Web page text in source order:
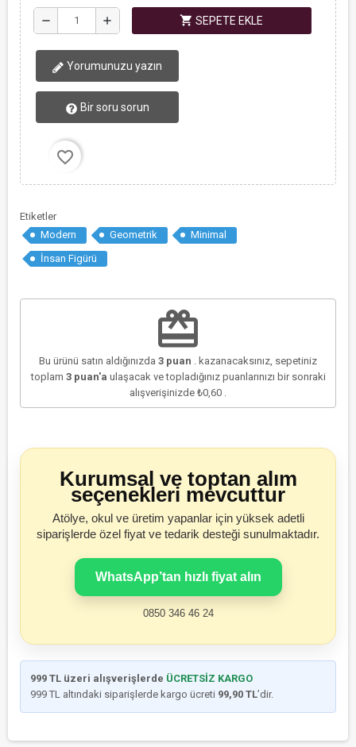
remove add shopping_cart SEPETE EKLE
Yorumunuzu yazın
Bir soru sorun
favorite_border
Etiketler
Modern
Geometrik
Minimal
İnsan Figürü
redeem
Bu ürünü satın aldığınızda 3 puan . kazanacaksınız, sepetiniz
toplam 3puan'a ulaşacak ve topladığınız puanlarınızı bir sonraki
alışverişinizde ₺0,60
Kurumsal ve toptan alım
seçenekleri mevcuttur
Atölye, okul ve üretim yapanlar için yüksek adetli
siparişlerde özel fiyat ve tedarik desteği sunulmaktadır.
WhatsApp’tan hızlı fiyat alın
0850 346 46 24
999 TL üzeri alışverişlerde ÜCRETSİZ KARGO
999 TL altındaki siparişlerde kargo ücreti 99,90 TL’dir.